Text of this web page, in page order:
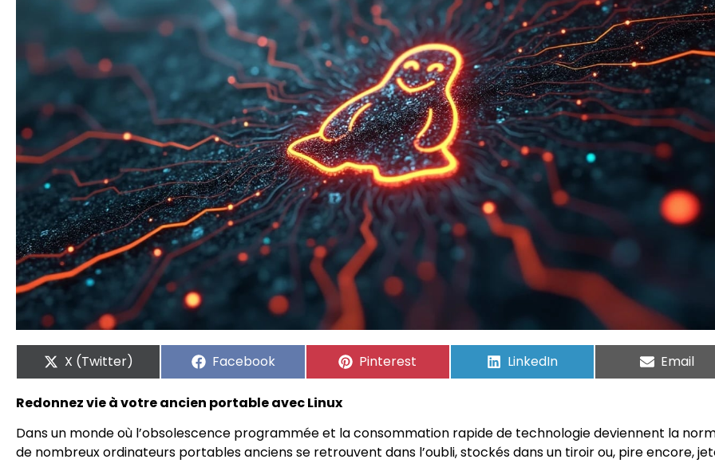
X (Twitter) Facebook Pinterest LinkedIn Email
Redonnez vie à votre ancien portable avec Linux
Dans un monde où l’obsolescence programmée et la consommation rapide de technologie deviennent la
de nombreux ordinateurs portables anciens se retrouvent dans l’oubli, stockés dans un tiroir ou, pire encore,